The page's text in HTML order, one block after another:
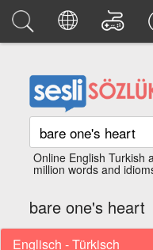
Online English Turkish
million words and
bare one's heart
Englisch - Türkisch